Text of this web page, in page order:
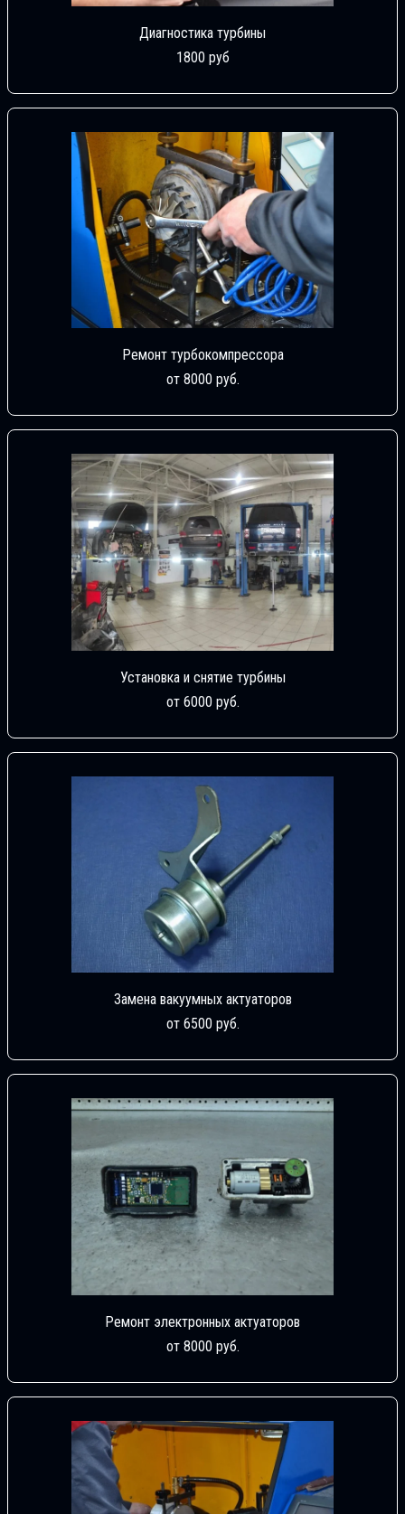
Диагностика турбины
1800 руб
Ремонт турбокомпрессора
от 8000 руб.
Установка и снятие турбины
от 6000 руб.
Замена вакуумных актуаторов
от 6500 руб.
Ремонт электронных актуаторов
от 8000 руб.